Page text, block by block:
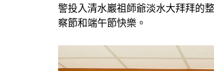
警投入清水巖祖師爺淡水大拜拜的
察節和端午節快樂。